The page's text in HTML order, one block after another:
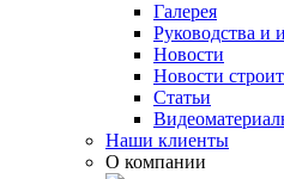
Галерея
Руководства и
Новости
Новости
Статьи
Наши клиенты
О компании